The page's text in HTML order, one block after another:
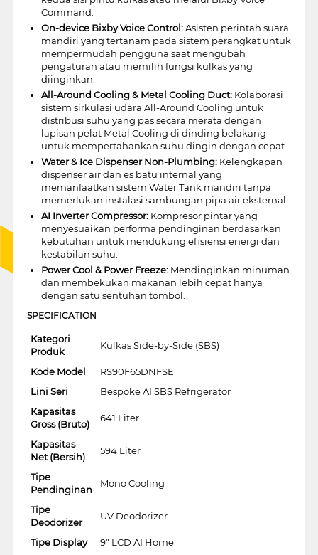
Command.
On-device Bixby Voice Control:Asisten perintah suara
mandiri yang tertanam pada sistem perangkat untuk
mempermudah pengguna saat mengubah
pengaturan atau memilih fungsi kulkas yang
diinginkan.
All-Around Cooling & Metal Cooling Duct:Kolaborasi
sistem sirkulasi udara All-Around Cooling untuk
distribusi suhu yang pas secara merata dengan
lapisan pelat Metal Cooling di dinding belakang
untuk mempertahankan suhu dingin dengan cepat.
Water & Ice Dispenser Non-Plumbing:Kelengkapan
dispenser air dan es batu internal yang
memanfaatkan sistem Water Tank mandiri tanpa
memerlukan instalasi sambungan pipa air eksternal.
AI Inverter Compressor:Kompresor pintar yang
menyesuaikan performa pendinginan berdasarkan
kebutuhan untuk mendukung efisiensi energi dan
kestabilan suhu.
Power Cool & Power Freeze:Mendinginkan minuman
dan membekukan makanan lebih cepat hanya
dengan satu sentuhan tombol.
SPECIFICATION
Kategori
Produk
Kulkas Side-by-Side (SBS)
Kode Model
RS90F65DNFSE
Lini Seri
Bespoke AI SBS Refrigerator
Kapasitas
Gross (Bruto)
641 Liter
Kapasitas
Net (Bersih)
594 Liter
Tipe
Pendinginan
Mono Cooling
Tipe
Deodorizer
UV Deodorizer
Tipe Display
9" LCD AI Home